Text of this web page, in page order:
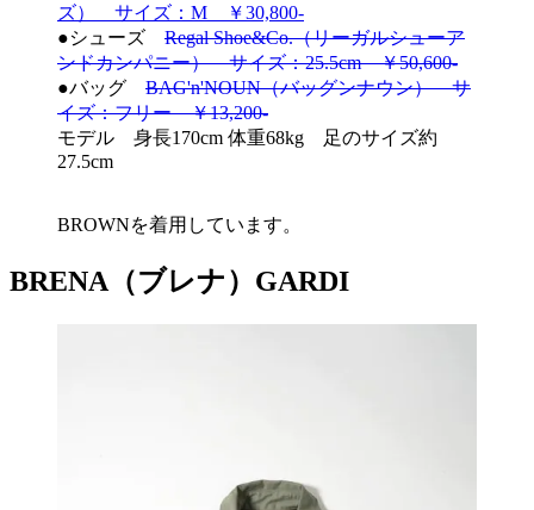
ズ） サイズ：M ￥30,800-
●シューズ Regal Shoe&Co.（リーガルシューア
ンドカンパニー） サイズ：25.5cm ￥50,600-
●バッグ BAG'n'NOUN（バッグンナウン） サ
イズ：フリー ￥13,200-
モデル 身長170cm 体重68kg 足のサイズ約
27.5cm
BROWNを着用しています。
BRENA（ブレナ）GARDI